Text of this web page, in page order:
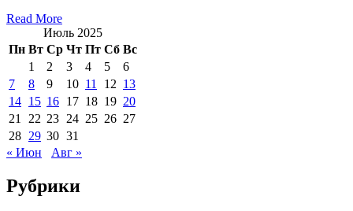
Read More
Июль 2025
Пн Вт Ср Чт Пт Сб Вс
1
2 3 4 5
6
7
8 9 10 11 12 13
14 15 16 17 18 19 20
21
22 23 24 25 26 27
28 29 30 31
« Июн
Авг »
Рубрики